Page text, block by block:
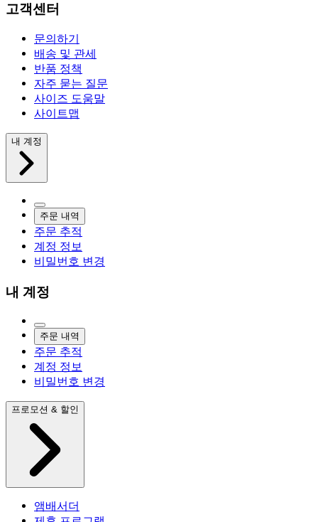
고객센터
문의하기
배송 및 관세
반품 정책
자주 묻는 질문
사이즈 도움말
사이트맵
내 계정
주문 내역
주문 추적
계정 정보
비밀번호 변경
내 계정
주문 내역
주문 추적
계정 정보
비밀번호 변경
프로모션 & 할인
앰배서더